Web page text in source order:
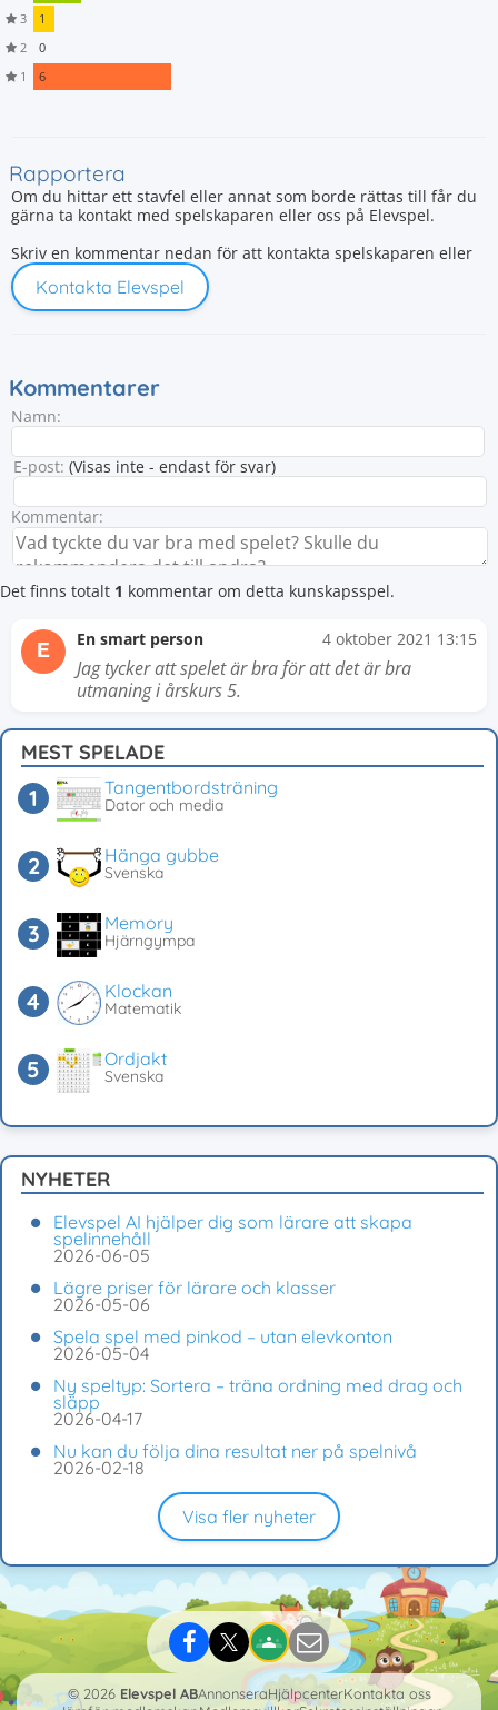
3
1
2
0
1
6
Rapportera
Om du hittar ett stavfel eller annat som borde rättas till får du
gärna ta kontakt med spelskaparen eller oss på Elevspel.
Skriv en kommentar nedan för att kontakta spelskaparen eller
Kontakta Elevspel
Kommentarer
Namn:
E-post: (Visas inte - endast för svar)
Kommentar:
Det finns totalt 1 kommentar om detta kunskapsspel.
E En smart person 4 oktober 2021 13:15
Jag tycker att spelet är bra för att det är bra
utmaning i årskurs 5.
MEST SPELADE
Tangentbordsträning
Dator och media
Hänga gubbe
Svenska
Memory
Hjärngympa
Klockan
Matematik
Ordjakt
Svenska
NYHETER
Elevspel AI hjälper dig som lärare att skapa
spelinnehåll
2026-06-05
Lägre priser för lärare och klasser
2026-05-06
Spela spel med pinkod – utan elevkonton
2026-05-04
Ny speltyp: Sortera – träna ordning med drag och
släpp
2026-04-17
Nu kan du följa dina resultat ner på spelnivå
2026-02-18
Visa fler nyheter
© 2026 Elevspel ABAnnonseraHjälpcenterKontakta oss